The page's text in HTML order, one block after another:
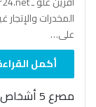
المخدرات
على…
أكمل
مصرع 5 أشخاص في سوريا بحوادث منفصلة خلال يوم واحد